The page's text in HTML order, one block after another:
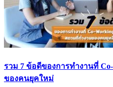
รวม 7 ข้อดีของการทำงานที่
ของคนยุคใหม่